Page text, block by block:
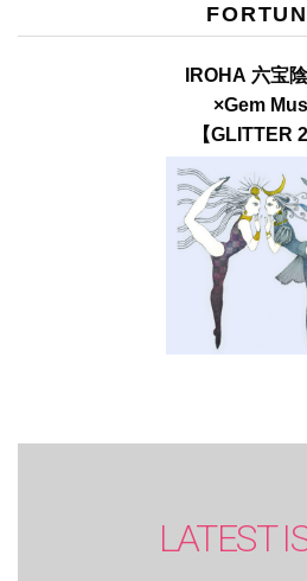
IROHA 六宝
×Gem
【GLITTER
SUMMER
LATEST